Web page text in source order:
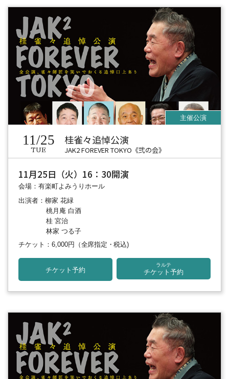
11/25
TUE
桂雀々追悼公演
JAK2 FOREVER TOKYO《弐の会》
11月25日（火）16：30開演
会場：有楽町よみうりホール
出演者：柳家 花緑
桃月庵 白酒
桂 宮治
林家 つる子
チケット：6,000円
（全席指定・税込)
チケット予約
ラルテ
チケット予約